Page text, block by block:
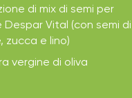
di mix di semi per
Despar Vital (con semi di
zucca e lino)
vergine di oliva